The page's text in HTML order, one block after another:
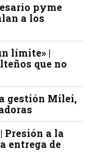
pyme
a los
límite» |
que no
gestión Milei,
Presión a la
entrega de